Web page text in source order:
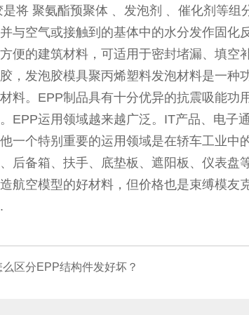
将 聚氨酯预聚体﹑ 发泡剂﹑ 催化剂等
与空气或接触到的基体中的水分发作固
便的建筑材料，可适用于密封堵漏、填
，发泡胶模具聚丙烯塑料发泡材料是一
料。EPP制品具有十分优异的抗震吸能
EPP运用领域越来越广泛。IT产品、电子
一个特别重要的运用领域是在轿车工业
后备箱、扶手、底垫板、遮阳板、仪表
航空模型的好材料，但价格也是束缚模
么区分EPP结构件发好坏？